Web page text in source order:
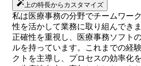
上の特長からカスタマイズ
私は医療事務の分野でチームワー
性を活かして業務に取り組んでき
正確性を重視し、医療事務ソフト
ルを持っています。これまでの経
クトを主導し、プロセスの効率化